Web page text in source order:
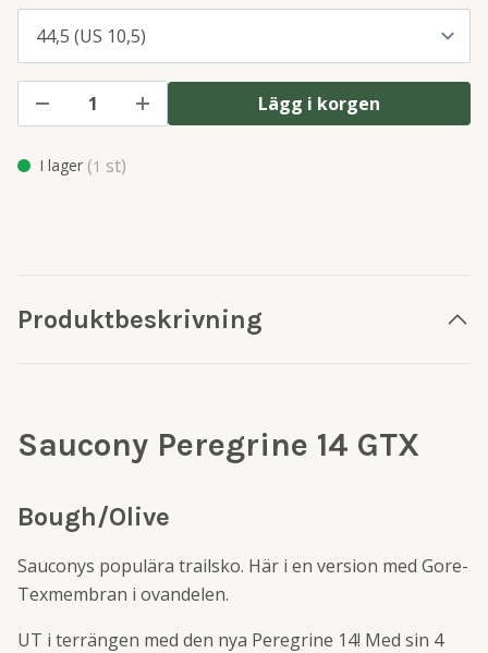
Lägg i korgen
I lager (1 st)
Produktbeskrivning
Saucony Peregrine 14 GTX
Bough/Olive
Sauconys populära trailsko. Här i en version med Gore-
Texmembran i ovandelen.
UT i terrängen med den nya Peregrine 14! Med sin 4